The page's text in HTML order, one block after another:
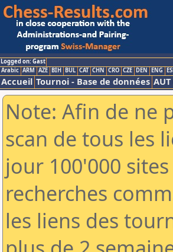
Logged on: Gast
Arabic ARM AZE BIH BUL CAT CHN CRO CZE DEN ENG
Accueil Tournoi - Base de données
Note: Afin de ne
scan de tous les
jour 100'000
recherches
les liens des